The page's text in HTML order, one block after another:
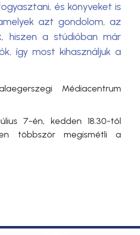
és könyveket is
azt gondolom, az
hiszen a stúdióban már
így most kihasználjuk a
Médiacentrum
7-én, kedden 18.30-tól
többször megismétli a